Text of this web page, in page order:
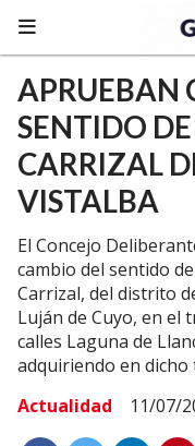
APRUEBAN
SENTIDO
CARRIZAL
VISTALBA
El Concejo
cambio del sentido
Carrizal, del distrito
Luján de Cuyo, en el
calles Laguna de
adquiriendo en
Actualidad
11/07/